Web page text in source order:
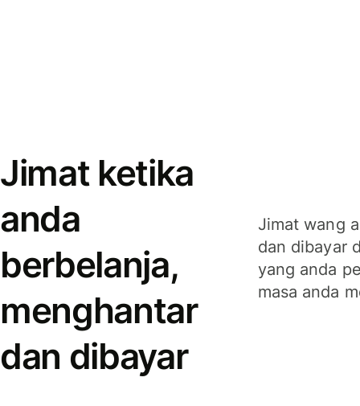
Jimat ketika
anda
berbelanja,
menghantar
dan dibayar
Jimat wang
dan dibayar
yang anda
masa anda